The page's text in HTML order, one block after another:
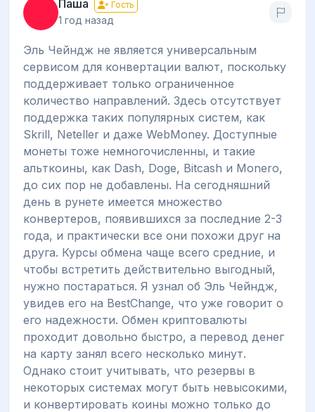
Паша Гость
1 год назад
Эль Чейндж не является универсальным
сервисом для конвертации валют, поскольку
поддерживает только ограниченное
количество направлений. Здесь отсутствует
поддержка таких популярных систем, как
Skrill, Neteller и даже WebMoney. Доступные
монеты тоже немногочисленны, и такие
альткоины, как Dash, Doge, Bitcash и Monero,
до сих пор не добавлены. На сегодняшний
день в рунете имеется множество
конвертеров, появившихся за последние 2-3
года, и практически все они похожи друг на
друга. Курсы обмена чаще всего средние, и
чтобы встретить действительно выгодный,
нужно постараться. Я узнал об Эль Чейндж,
увидев его на BestChange, что уже говорит о
его надежности. Обмен криптовалюты
проходит довольно быстро, а перевод денег
на карту занял всего несколько минут.
Однако стоит учитывать, что резервы в
некоторых системах могут быть невысокими,
и конвертировать коины можно только до